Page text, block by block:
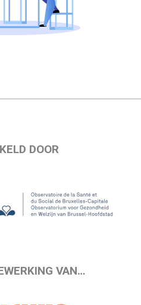
DOOR
VAN…